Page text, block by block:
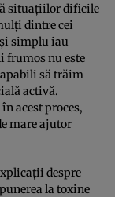
situaţiilor dificile
dintre cei
simplu iau
frumos nu este
să trăim
activă.
acest proces,
mare ajutor
despre
la toxine